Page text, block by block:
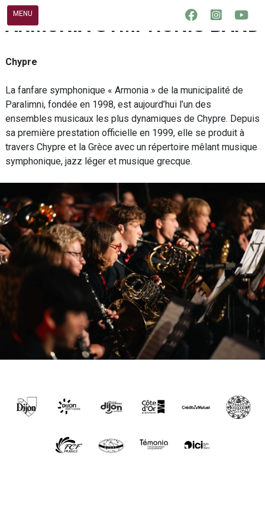
Skip
content
MENU
ARMONIA SYMPHONIC BAND
Chypre
La fanfare symphonique « Armonia » de la municipalité de
Paralimni, fondée en 1998, est aujourd’hui l’un des
ensembles musicaux les plus dynamiques de Chypre. Depuis
sa première prestation officielle en 1999, elle se produit à
travers Chypre et la Grèce avec un répertoire mêlant musique
symphonique, jazz léger et musique grecque.